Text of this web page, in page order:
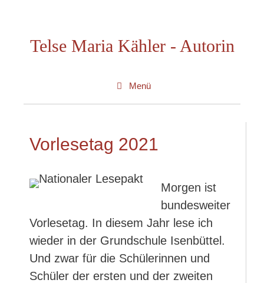
springenTelse Maria Kähler - Autorin
Menü
Vorlesetag 2021
Morgen ist
bundesweiter
Vorlesetag. In diesem Jahr lese ich
wieder in der Grundschule Isenbüttel.
Und zwar für die Schülerinnen und
Schüler der ersten und der zweiten